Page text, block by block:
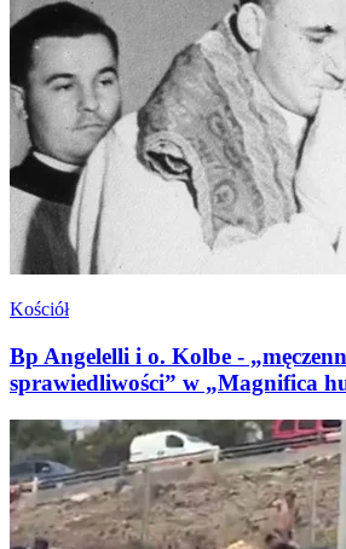
Kościół
Bp Angelelli i o. Kolbe -
sprawiedliwości” w „Magnifica